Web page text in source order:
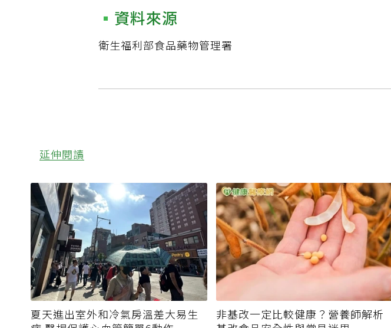
資料來源
衛生福利部食品藥物管理署
延伸閱讀
夏天進出室外和冷氣房溫差大易生
非基改一定比較健康？營養師解析